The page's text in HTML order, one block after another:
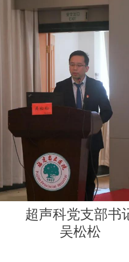
超声科党支部书
吴松松